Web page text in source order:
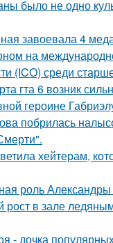
было не одно
завоевала 4
на
(ICO) среди
гта 6 возник
героине
побрилась
хейтерам,
роль
рост в зале
- дочка